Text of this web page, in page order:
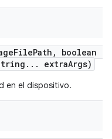
FilePath ,
boolean
. . . extraArgs)
en el dispositivo.